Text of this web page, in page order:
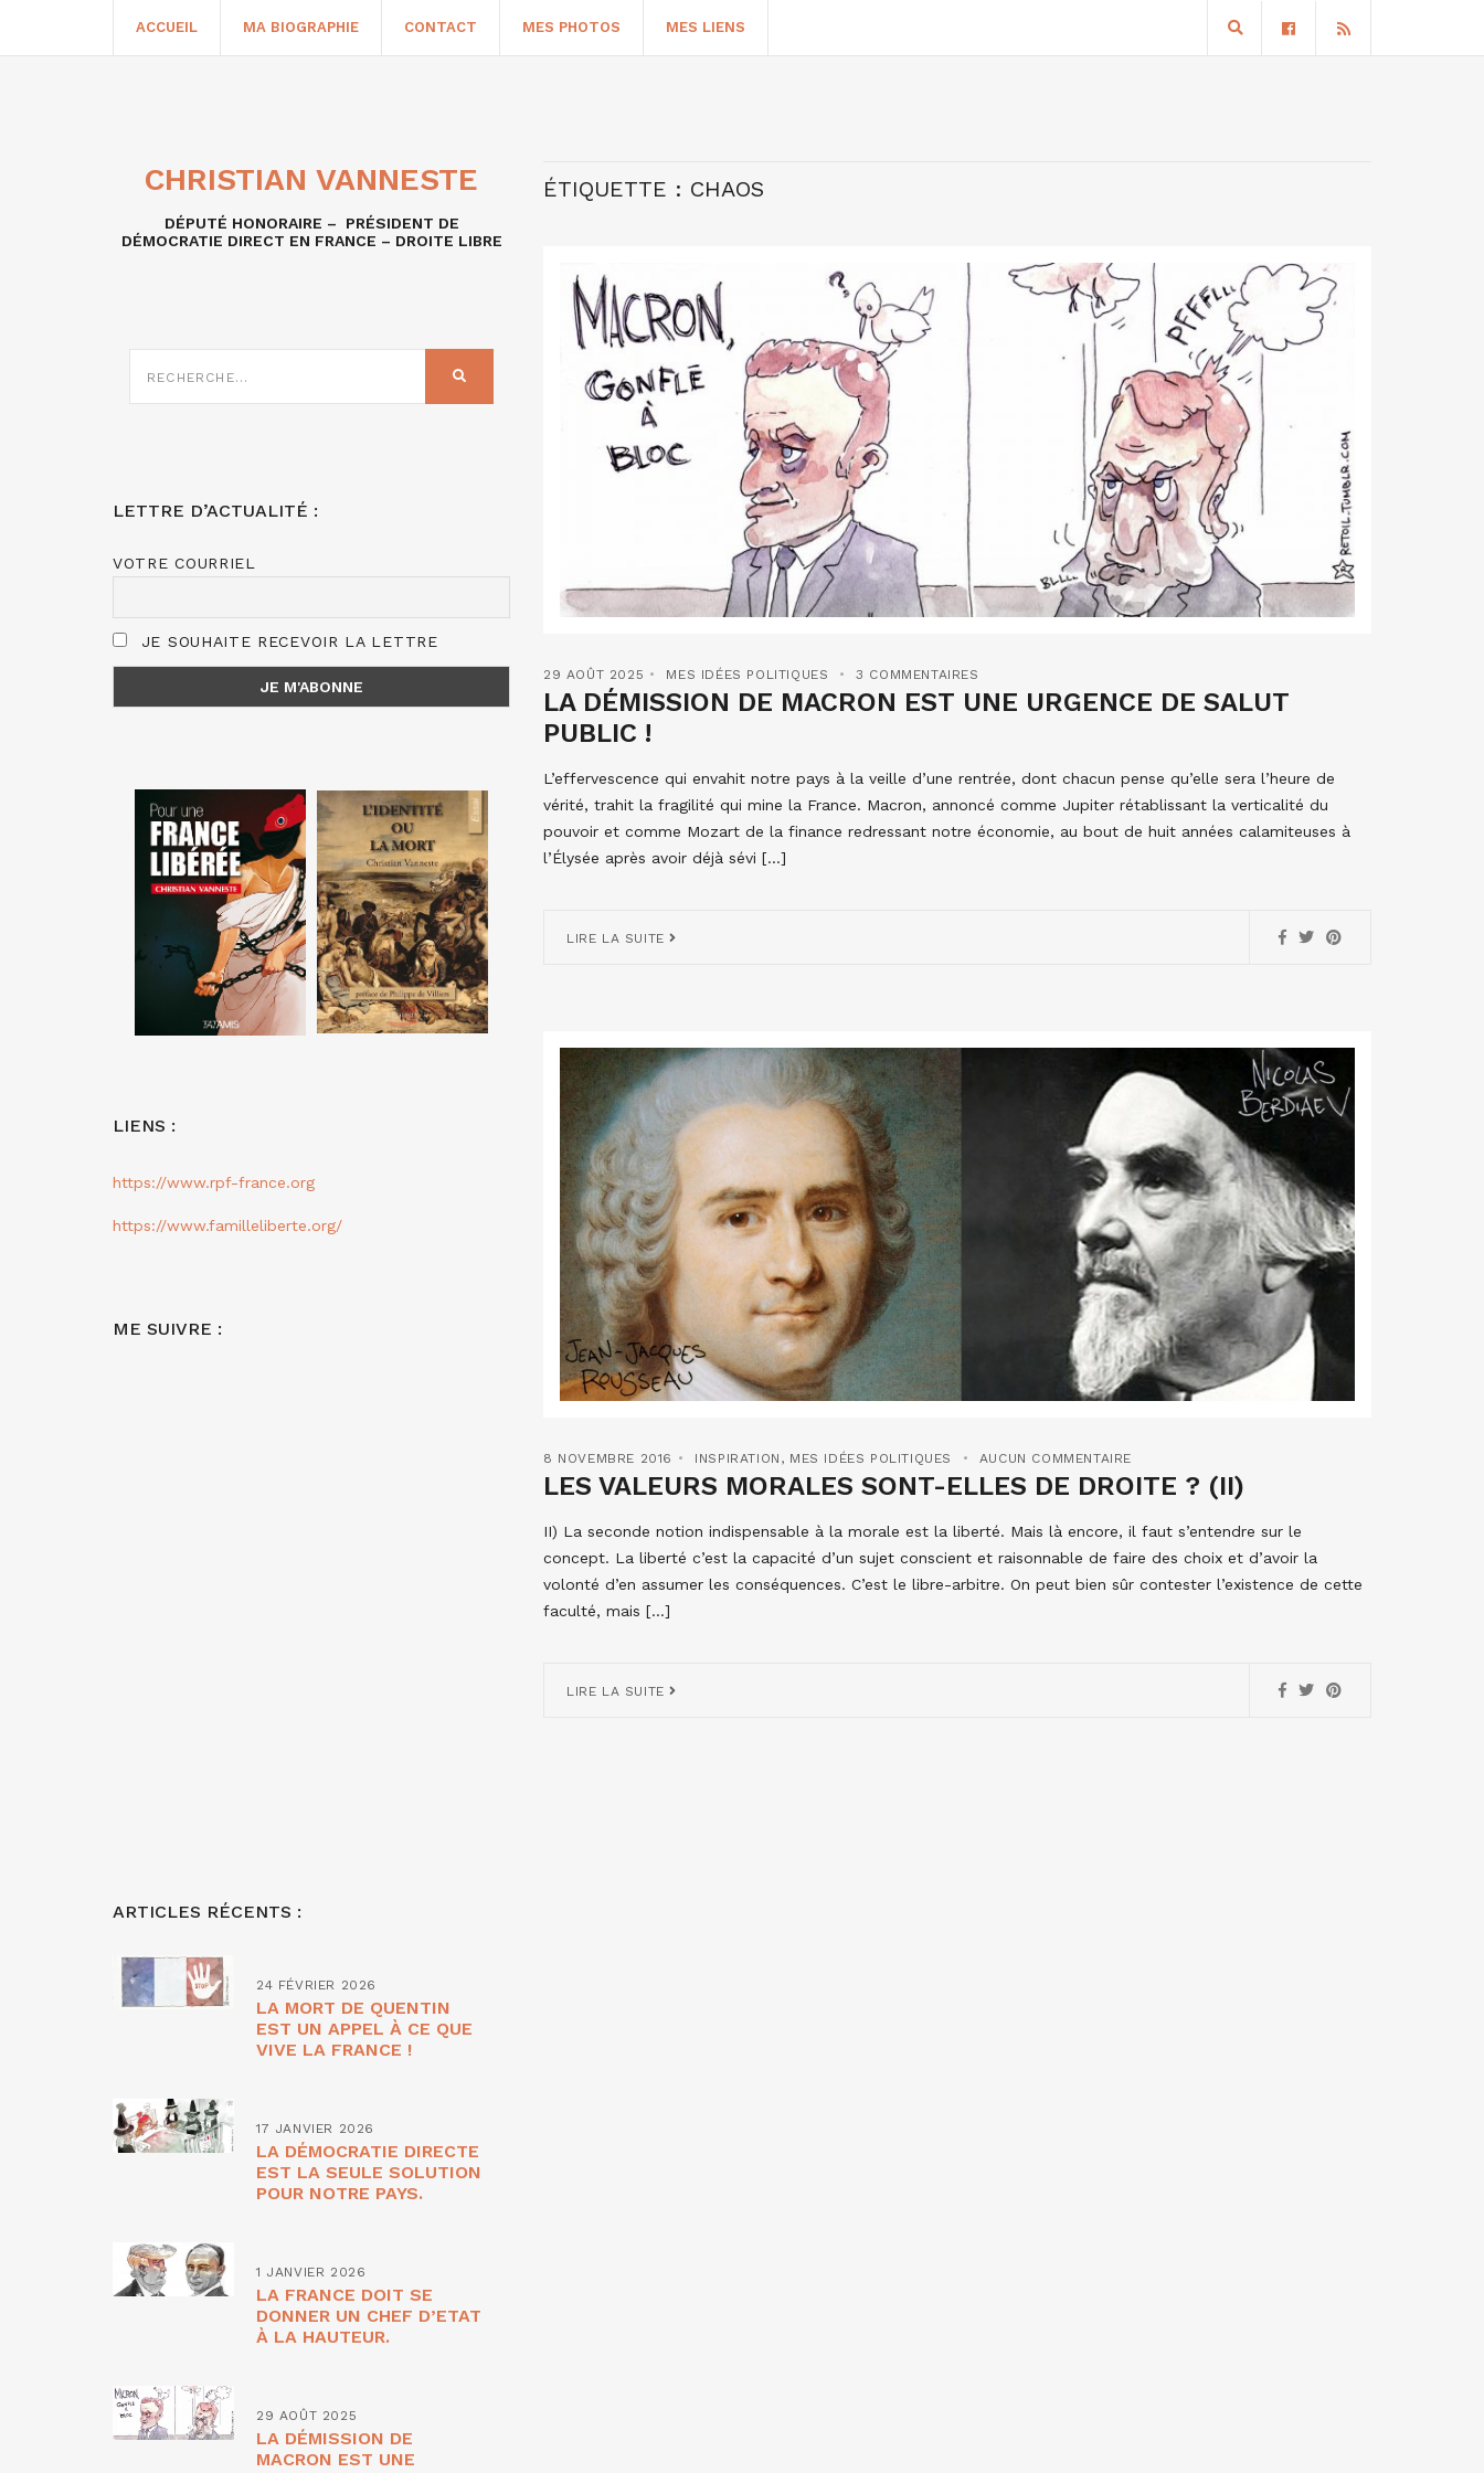
ACCUEIL MA BIOGRAPHIE CONTACT MES PHOTOS MES LIENS
ÉTIQUETTE : CHAOS
29 AOÛT 2025 MES IDÉES POLITIQUES 3 COMMENTAIRES
LA DÉMISSION DE MACRON EST UNE URGENCE DE SALUT
PUBLIC !
L’effervescence qui envahit notre pays à la veille d’une rentrée, dont chacun pense qu’elle sera l’heure de
vérité, trahit la fragilité qui mine la France. Macron, annoncé comme Jupiter rétablissant la verticalité du
pouvoir et comme Mozart de la finance redressant notre économie, au bout de huit années calamiteuses à
l’Élysée après avoir déjà sévi […]
LIRE LA SUITE
8 NOVEMBRE 2016 INSPIRATION , MES IDÉES POLITIQUES AUCUN COMMENTAIRE
LES VALEURS MORALES SONT-ELLES DE DROITE ? (II)
II) La seconde notion indispensable à la morale est la liberté. Mais là encore, il faut s’entendre sur le
concept. La liberté c’est la capacité d’un sujet conscient et raisonnable de faire des choix et d’avoir la
volonté d’en assumer les conséquences. C’est le libre-arbitre. On peut bien sûr contester l’existence de cette
faculté, mais […]
LIRE LA SUITE
CHRISTIAN VANNESTE
DÉPUTÉ HONORAIRE – PRÉSIDENT DE
DÉMOCRATIE DIRECT EN FRANCE – DROITE LIBRE
SUR
LETTRE D’ACTUALITÉ :
VOTRE COURRIEL
JE SOUHAITE RECEVOIR LA LETTRE
LIENS :
https://www.rpf-france.org
https://www.familleliberte.org/
ME SUIVRE :
ARTICLES RÉCENTS :
24 FÉVRIER 2026
LA MORT DE QUENTIN
EST UN APPEL À CE QUE
VIVE LA FRANCE !
17 JANVIER 2026
LA DÉMOCRATIE DIRECTE
EST LA SEULE SOLUTION
POUR NOTRE PAYS.
1 JANVIER 2026
LA FRANCE DOIT SE
DONNER UN CHEF D’ETAT
À LA HAUTEUR.
29 AOÛT 2025
LA DÉMISSION DE
MACRON EST UNE